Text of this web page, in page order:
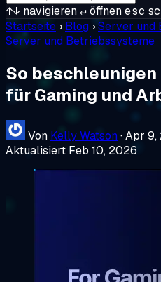
↑↓ navigieren↵öffnenesc
Startseite › Blog ›Server und
Server und Betriebssysteme
So beschleunigen
für Gaming und
Von Kelly Watson ·Apr 9,
Aktualisiert Feb 10, 2026